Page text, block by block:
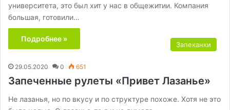
университета, это был хит у нас в общежитии. Компания
большая, готовили…
Подробнее »
Запеканки
29.05.2020 0 651
Запеченные рулеты «Привет Лазанье»
Не лазанья, но по вкусу и по структуре похоже. Хотя не это